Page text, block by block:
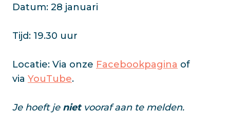
Datum: 28 januari
Tijd: 19.30 uur
Locatie: Via onze Facebookpagina of
via YouTube.
Je hoeft je nietvooraf aan te melden.